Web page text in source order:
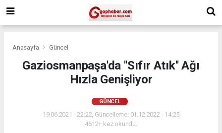
Anasayfa Güncel
Gaziosmanpaşa'da ''Sıfır Atık'' Ağı
Hızla Genişliyor
GÜNCEL
19.06.2021 - 22:22, Güncelleme: 01.12.2022 - 14:25
4612+ kez okundu.